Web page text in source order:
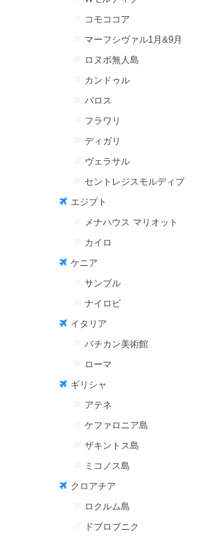
コモココア
マーフシヴァル1月&9月
ロヌボ無人島
カンドゥル
バロス
フラワリ
ディガリ
ヴェラサル
セントレジスモルディブ
エジプト
メナハウス マリオット
カイロ
ケニア
サンブル
ナイロビ
イタリア
バチカン美術館
ローマ
ギリシャ
アテネ
ケファロニア島
ザキントス島
ミコノス島
クロアチア
ロクルム島
ドブロブニク